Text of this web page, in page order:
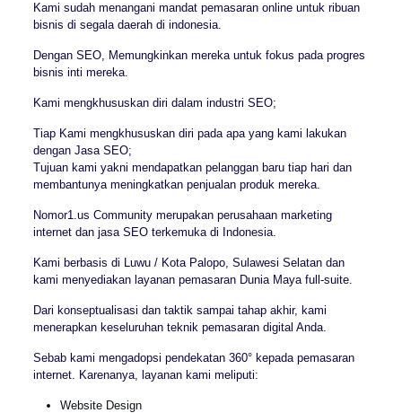
Kami sudah menangani mandat pemasaran online untuk ribuan
bisnis di segala daerah di indonesia.
Dengan SEO, Memungkinkan mereka untuk fokus pada progres
bisnis inti mereka.
Kami mengkhususkan diri dalam industri SEO;
Tiap Kami mengkhususkan diri pada apa yang kami lakukan
dengan Jasa SEO;
Tujuan kami yakni mendapatkan pelanggan baru tiap hari dan
membantunya meningkatkan penjualan produk mereka.
Nomor1.us Community merupakan perusahaan marketing
internet dan jasa SEO terkemuka di Indonesia.
Kami berbasis di Luwu / Kota Palopo, Sulawesi Selatan dan
kami menyediakan layanan pemasaran Dunia Maya full-suite.
Dari konseptualisasi dan taktik sampai tahap akhir, kami
menerapkan keseluruhan teknik pemasaran digital Anda.
Sebab kami mengadopsi pendekatan 360° kepada pemasaran
internet. Karenanya, layanan kami meliputi:
Website Design